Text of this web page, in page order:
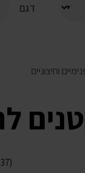
דגם
וחיצוניים
(37 מוצרים)